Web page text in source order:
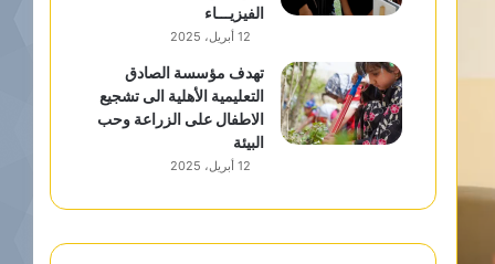
الفيزيـــاء
12 أبريل، 2025
تهدف مؤسسة الصادق
التعليمية الأهلية الى تشجيع
الاطفال على الزراعة وحب
البيئة
12 أبريل، 2025